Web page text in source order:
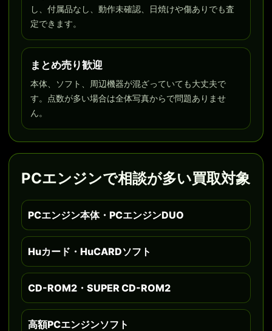
し、付属品なし、動作未確認、日焼けや傷ありでも査
定できます。
まとめ売り歓迎
本体、ソフト、周辺機器が混ざっていても大丈夫で
す。点数が多い場合は全体写真からで問題ありませ
ん。
PCエンジンで相談が多い買取対象
PCエンジン本体・PCエンジンDUO
Huカード・HuCARDソフト
CD-ROM2・SUPER CD-ROM2
高額PCエンジンソフト